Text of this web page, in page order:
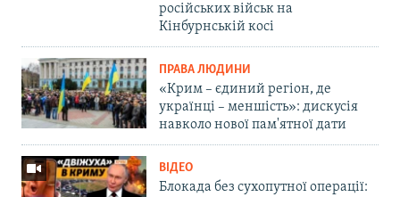
російських військ на
Кінбурнській косі
ПРАВА ЛЮДИНИ
«Крим – єдиний регіон, де
українці – меншість»: дискусія
навколо нової пам'ятної дати
ВІДЕО
Блокада без сухопутної операції: